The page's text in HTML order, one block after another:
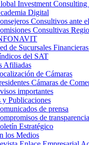
Investment Consulting
Digital
Consultivos ante
Consultivas
de Sucursales
del SAT
Afiliadas
de Cámaras
Cámaras de
importantes
y Publicaciones
de prensa
de transparencia
Estratégico
los Medios